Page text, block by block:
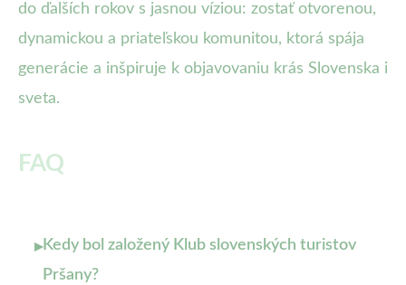
do ďalších rokov s jasnou víziou: zostať otvorenou,
dynamickou a priateľskou komunitou, ktorá spája
generácie a inšpiruje k objavovaniu krás Slovenska i
sveta.
FAQ
▸Kedy bol založený Klub slovenských turistov
Pršany?